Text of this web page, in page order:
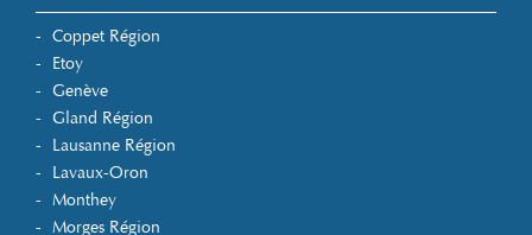
Coppet Région
Etoy
Genève
Gland Région
Lausanne Région
Lavaux-Oron
Monthey
Morges Région